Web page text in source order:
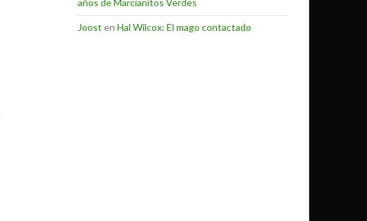
años de Marcianitos Verdes
Joost en Hal Wilcox: El mago contactado